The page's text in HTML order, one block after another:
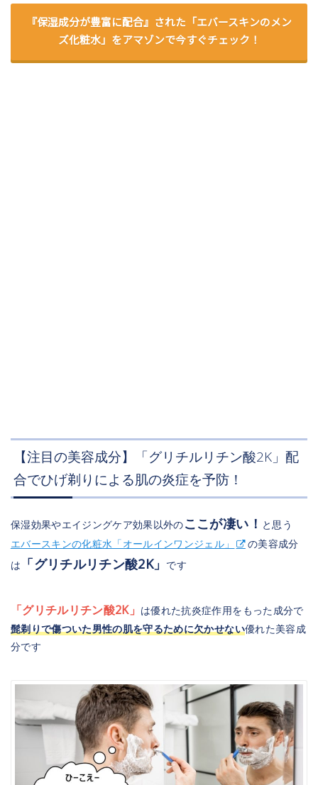
『保湿成分が豊富に配合』された「エバースキンのメン
ズ化粧水」をアマゾンで今すぐチェック！
【注目の美容成分】「グリチルリチン酸2K」配
合でひげ剃りによる肌の炎症を予防！
保湿効果やエイジングケア効果以外のここが凄い！ と思う
エバースキンの化粧水「オールインワンジェル」
の美容成分
は 「グリチルリチン酸2K」 です
「グリチルリチン酸2K」 は優れた抗炎症作用をもった成分で
髭剃りで傷ついた男性の肌を守るために欠かせない優れた美容成
分です